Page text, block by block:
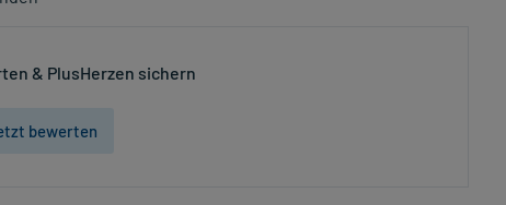
& PlusHerzen sichern
bewerten